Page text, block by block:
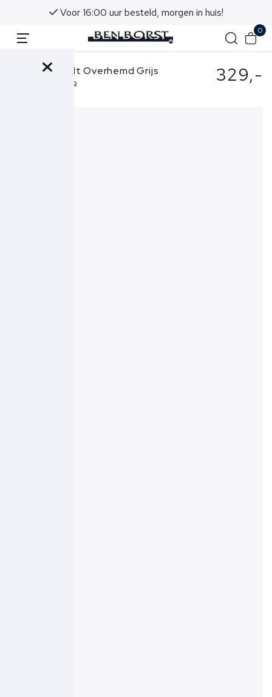
Voor 16:00 uur besteld, morgen in huis!
0
Stefan Brandt Overhemd Grijs
Otis M Hai LA PQ 329,-